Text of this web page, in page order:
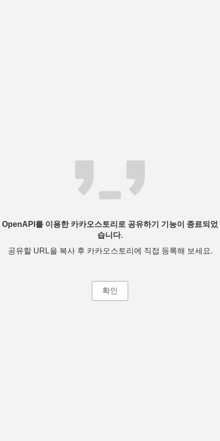
OpenAPI를 이용한 카카오스토리로 공유하기 기능이 종료되었
습니다.
공유할 URL을 복사 후 카카오스토리에 직접 등록해 보세요.
확인